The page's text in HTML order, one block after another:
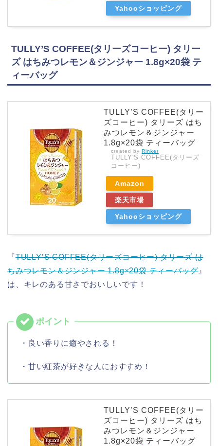
Yahooショッピング
TULLY’S COFFEE(タリーズコーヒー) タリー
ズ はちみつレモン＆ジンジャー 1.8g×20袋 テ
ィーバッグ
TULLY’S COFFEE(タリー
ズコーヒー) タリーズ はち
みつレモン＆ジンジャー
1.8g×20袋 ティーバッグ
created by Rinker
TULLY'S COFFEE(タリーズ
コーヒー)
Amazon
楽天市場
Yahooショッピング
『TULLY’S COFFEE(タリーズコーヒー) タリーズ は
ちみつレモン＆ジンジャー 1.8g×20袋 ティーバッグ』
は、キレのある甘さでおいしいです！
・良い香りに癒やされる！
・甘い紅茶が好きな人におすすめ！
TULLY’S COFFEE(タリー
ズコーヒー) タリーズ はち
みつレモン＆ジンジャー
1.8g×20袋 ティーバッグ